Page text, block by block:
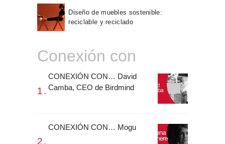
Diseño de muebles sostenible:
reciclable y reciclado
Conexión con
CONEXIÓN CON… David
Camba, CEO de Birdmind
CONEXIÓN CON… Mogu